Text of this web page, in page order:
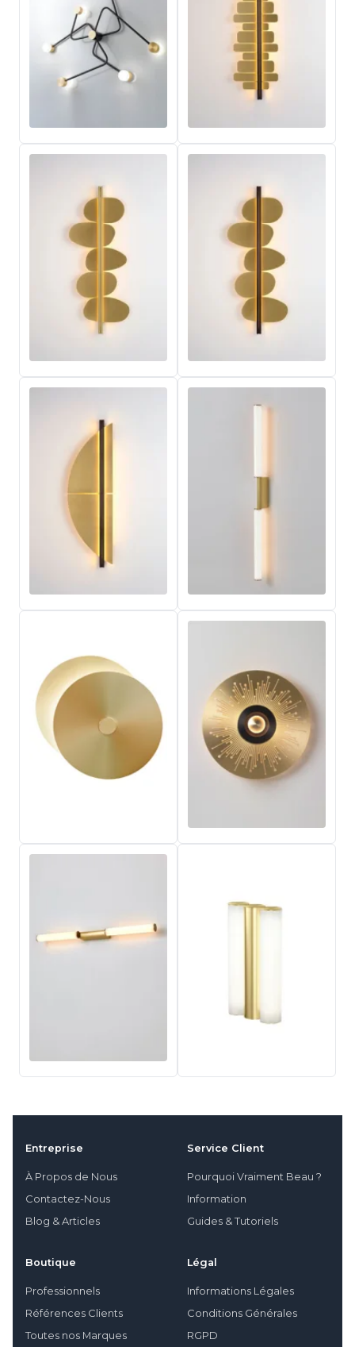
Entreprise
À Propos de Nous
Contactez-Nous
Blog & Articles
Service Client
Pourquoi Vraiment Beau ?
Information
Guides & Tutoriels
Boutique
Professionnels
Références Clients
Toutes nos Marques
Légal
Informations Légales
Conditions Générales
RGPD